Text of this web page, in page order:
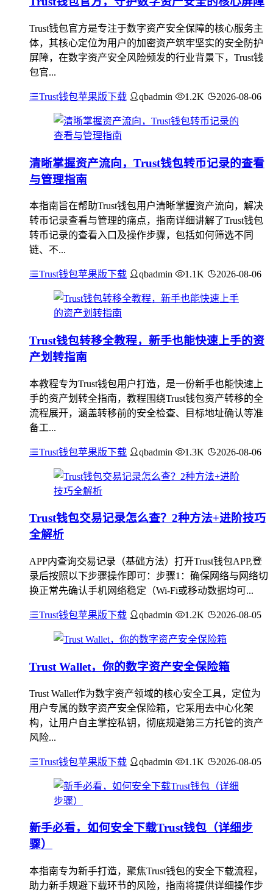
Trust钱包官方是专注于数字资产安全保障的核心服务主
体，其核心定位为用户的加密资产筑牢坚实的安全防护
屏障，在数字资产安全风险频发的行业背景下，Trust钱
包官...
Trust钱包苹果版下载 qbadmin 1.2K 2026-08-06
清晰掌握资产流向，Trust钱包转币记录的查看
与管理指南
本指南旨在帮助Trust钱包用户清晰掌握资产流向，解决
转币记录查看与管理的痛点，指南详细讲解了Trust钱包
转币记录的查看入口及操作步骤，包括如何筛选不同
链、不...
Trust钱包苹果版下载 qbadmin 1.1K 2026-08-06
Trust钱包转移全教程，新手也能快速上手的资
产划转指南
本教程专为Trust钱包用户打造，是一份新手也能快速上
手的资产划转全指南，教程围绕Trust钱包资产转移的全
流程展开，涵盖转移前的安全检查、目标地址确认等准
备工...
Trust钱包苹果版下载 qbadmin 1.3K 2026-08-06
Trust钱包交易记录怎么查？2种方法+进阶技巧
全解析
APP内查询交易记录（基础方法）打开Trust钱包APP,登
录后按照以下步骤操作即可：步骤1：确保网络与网络切
换正常先确认手机网络稳定（Wi-Fi或移动数据均可...
Trust钱包苹果版下载 qbadmin 1.2K 2026-08-05
Trust Wallet，你的数字资产安全保险箱
Trust Wallet作为数字资产领域的核心安全工具，定位为
用户专属的数字资产安全保险箱，它采用去中心化架
构，让用户自主掌控私钥，彻底规避第三方托管的资产
风险...
Trust钱包苹果版下载 qbadmin 1.1K 2026-08-05
新手必看，如何安全下载Trust钱包（详细步
骤）
本指南专为新手打造，聚焦Trust钱包的安全下载流程，
助力新手规避下载环节的风险，指南将提供详细操作步